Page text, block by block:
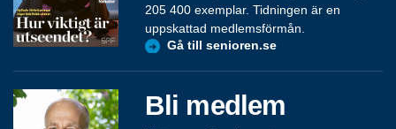
205 400 exemplar. Tidningen är en
uppskattad medlemsförmån.
Gå till senioren.se
Bli medlem